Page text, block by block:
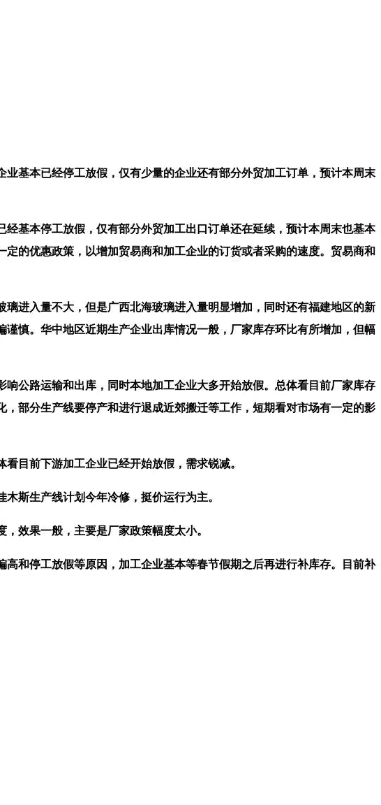
基本已经停工放假，仅有少量的企业还有部分外贸加工订单，预计本周末
基本停工放假，仅有部分外贸加工出口订单还在延续，预计本周末也基本
的优惠政策，以增加贸易商和加工企业的订货或者采购的速度。贸易商和
进入量不大，但是广西北海玻璃进入量明显增加，同时还有福建地区的新
慎。华中地区近期生产企业出库情况一般，厂家库存环比有所增加，但幅
公路运输和出库，同时本地加工企业大多开始放假。总体看目前厂家库存
部分生产线要停产和进行退成近郊搬迁等工作，短期看对市场有一定的影
目前下游加工企业已经开始放假，需求锐减。
斯生产线计划今年冷修，挺价运行为主。
效果一般，主要是厂家政策幅度太小。
和停工放假等原因，加工企业基本等春节假期之后再进行补库存。目前补